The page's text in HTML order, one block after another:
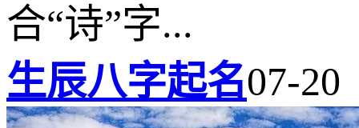
合“诗”字...
生辰八字起名07-20